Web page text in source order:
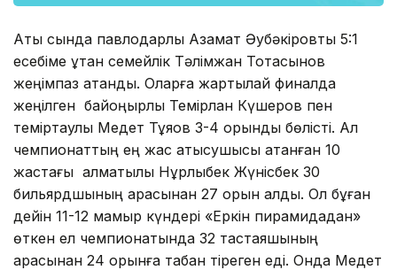
Ақтық сында павлодарлық Азамат Әубәкіровты 5:1
есебіме ұтқан семейлік Тәлімжан Тоқтасынов
жеңімпаз атанды. Оларға жартылай финалда
жеңілген байқоңырлық Темірлан Күшеров пен
теміртаулық Медет Тұяқов 3-4 орынды бөлісті. Ал
чемпионаттың ең жас қатысушысы атанған 10
жастағы алматылық Нұрлыбек Жүнісбек 30
бильярдшының арасынан 27 орын алды. Ол бұған
дейін 11-12 мамыр күндері «Еркін пирамидадан»
өткен ел чемпионатында 32 тастаяқшының
арасынан 24 орынға табан тіреген еді. Онда Медет